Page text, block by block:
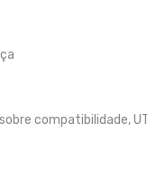
compatibilidade,